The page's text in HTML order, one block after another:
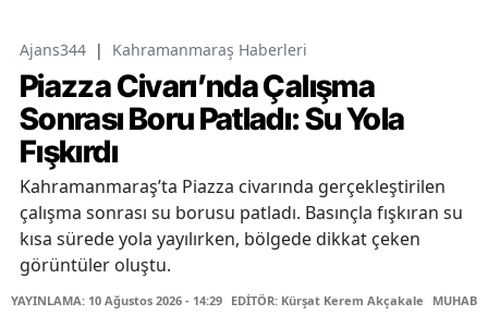
Ajans344 | Kahramanmaraş Haberleri
Piazza Civarı’nda Çalışma
Sonrası Boru Patladı: Su Yola
Fışkırdı
Kahramanmaraş’ta Piazza civarında gerçekleştirilen
çalışma sonrası su borusu patladı. Basınçla fışkıran su
kısa sürede yola yayılırken, bölgede dikkat çeken
görüntüler oluştu.
YAYINLAMA: 10 Ağustos 2026 - 14:29 EDİTÖR: Kürşat Kerem Akçakale